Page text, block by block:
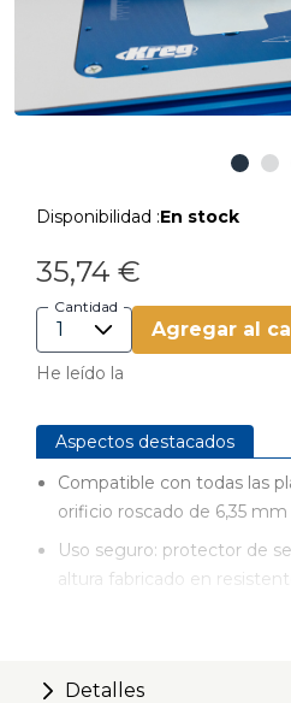
Disponibilidad :En stock
35,74 €
Cantidad
Agregar al
He leído la
Aspectos destacados
Compatible con todas las
orificio roscado de 6,35 mm
Uso seguro: protector de
altura fabricado en
Fabricado en Alemania
Detalles